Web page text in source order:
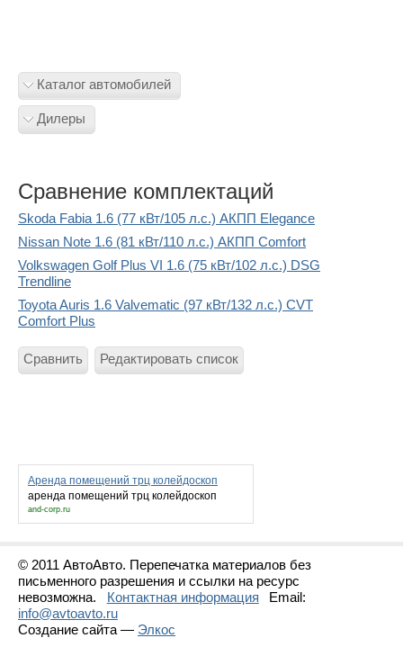
Каталог автомобилей
Дилеры
Сравнение комплектаций
Skoda Fabia 1.6 (77 кВт/105 л.с.) АКПП Elegance
Nissan Note 1.6 (81 кВт/110 л.с.) АКПП Comfort
Volkswagen Golf Plus VI 1.6 (75 кВт/102 л.с.) DSG
Trendline
Toyota Auris 1.6 Valvematic (97 кВт/132 л.с.) CVT
Comfort Plus
Сравнить Редактировать список
Аренда помещений трц колейдоскоп
аренда помещений трц колейдоскоп
and-corp.ru
© 2011 АвтоАвто. Перепечатка материалов без
письменного разрешения и ссылки на ресурс
невозможна.
Контактная информация
Email:
info@avtoavto.ru
Создание сайта — Элкос